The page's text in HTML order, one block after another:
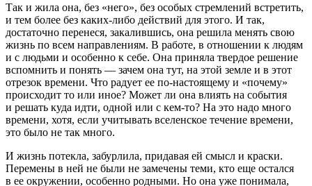
Так и жила она, без «него», без особых стремлений встретить,
и тем более без каких-либо действий для этого. И так,
достаточно перенеся, закалившись, она решила менять свою
жизнь по всем направлениям. В работе, в отношении к людям
и с людьми и особенно к себе. Она приняла твердое решение
вспомнить и понять — зачем она тут, на этой земле и в этот
отрезок времени. Что радует ее по-настоящему и «почему»
происходит то или иное? Может ли она влиять на события
и решать куда идти, одной или с кем-то? На это надо много
времени, хотя, если учитывать вселенское течение времени,
это было не так много.
И жизнь потекла, забурлила, придавая ей смысл и краски.
Перемены в ней не были не замечены теми, кто еще остался
в ее окружении, особенно родными. Но она уже понимала,